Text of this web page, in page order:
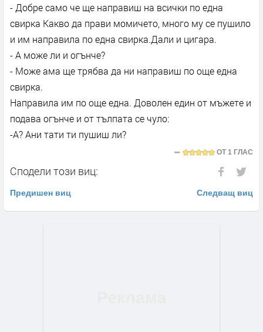
- Добре само че ще направиш на всички по една
свирка Какво да прави момичето, много му се пушило
и им направила по една свирка.Дали и цигара.
- А може ли и огънче?
- Може ама ще трябва да ни направиш по още една
свирка.
Направила им по още една. Доволен един от мъжете и
подава огънче и от тълпата се чуло:
-А? Ани тати ти пушиш ли?
ОТ1 ГЛАС
Сподели този виц:
Предишен виц Следващ виц